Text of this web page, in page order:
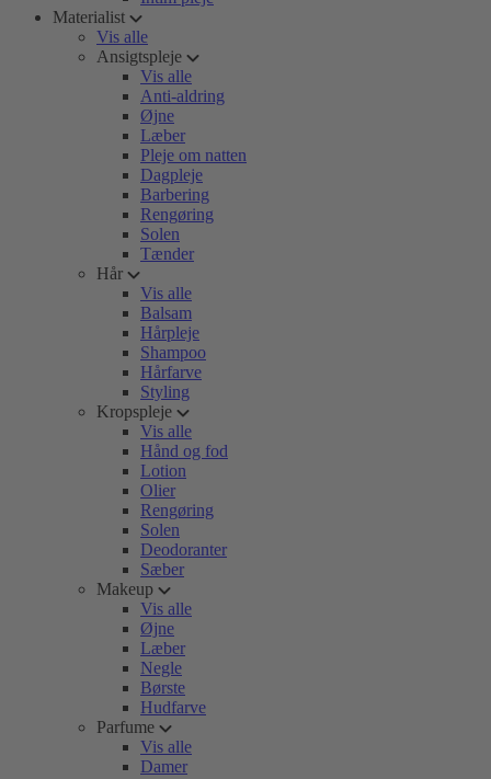
Materialist
Vis alle
Ansigtspleje
Vis alle
Anti-aldring
Øjne
Læber
Pleje om natten
Dagpleje
Barbering
Rengøring
Solen
Tænder
Hår
Vis alle
Balsam
Hårpleje
Shampoo
Hårfarve
Styling
Kropspleje
Vis alle
Hånd og fod
Lotion
Olier
Rengøring
Solen
Deodoranter
Sæber
Makeup
Vis alle
Øjne
Læber
Negle
Børste
Hudfarve
Parfume
Vis alle
Damer